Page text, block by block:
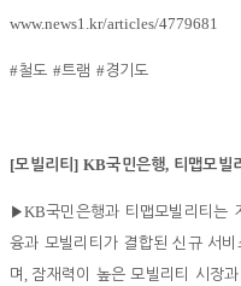
www.news1.kr/articles/4779681
#철도 #트램 #경기도
[모빌리티] KB국민은행, 티맵모빌
▶KB국민은행과 티맵모빌리티는
융과 모빌리티가 결합된 신규 서
며 , 잠재력이 높은 모빌리티 시장